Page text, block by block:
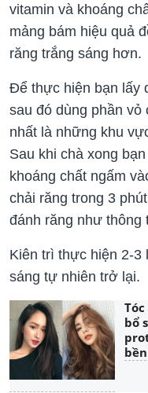
vitamin và khoáng
mảng bám hiệu quả
răng trắng sáng hơn.
Để thực hiện bạn lấy
sau đó dùng phần vỏ
nhất là những khu
Sau khi chà xong
khoáng chất ngấm
chải răng trong 3
đánh răng như thông
Kiên trì thực hiện 2-3
sáng tự nhiên trở lại.
bổ